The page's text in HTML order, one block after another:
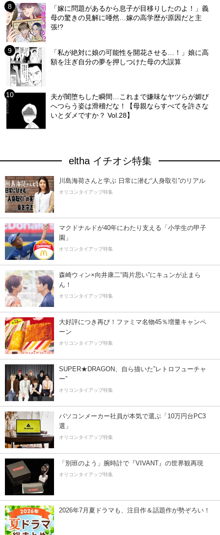
「嫁に問題があるから息子が目移りしたのよ！」義
母の驚きの見解に唖然…嫁の高学歴が原因だと主
張!?
「私が絶対に娘の可能性を開花させる…！」娘に高
額を注ぎ自分の夢を押しつけた母の大誤算
夫が闇堕ちした瞬間…これまで嫌味なヤツらが媚び
へつらう姿は滑稽だな！【母親ならすべてを許さな
いとダメですか？ Vol.28】
eltha イチオシ特集
川島海荷さんと学ぶ 日常に潜む“人身取引”のリアル
オリコンタイアップ特集
マクドナルドが40年にわたり支える「小学生の甲子
園」
オリコンタイアップ特集
森崎ウィン×向井康二“両片思い”にキュンが止まら
ん！
オリコンタイアップ特集
大好評につき再び！ファミマ名物45％増量キャンペ
ーン
オリコンタイアップ特集
SUPER★DRAGON、自ら描いた”レトロフューチャ
ー”
オリコンタイアップ特集
パソコンメーカー社員が本気で選ぶ「10万円台PC3
選」
オリコンタイアップ特集
「別班のよう」腕時計で『VIVANT』の世界観再現
オリコンタイアップ特集
2026年7月夏ドラマも、注目作＆話題作が勢ぞろい！